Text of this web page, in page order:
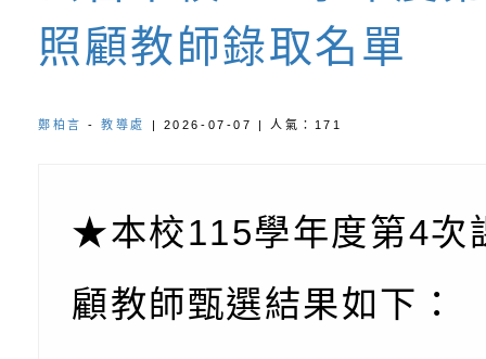
坊」、「祖孫樂淘桃
徵件活動」海報
服務資源資訊
檢送桃園市政府LED
字稿及LCD託播影（
函轉有關身心障礙者
約專要文件及附件英
月份公共服務政策溝
訊
轉知教育部國民及學
辦理「115年度促進
緒學習知能研習」
檢送桃園市政府LED
字稿及LCD託播影片
函轉有關本府新聞處
照顧教師錄取名單
鄭柏言 -教導處 | 2026-07-07 | 人氣：171
★本校115學年度第4次
顧教師甄選結果如下：